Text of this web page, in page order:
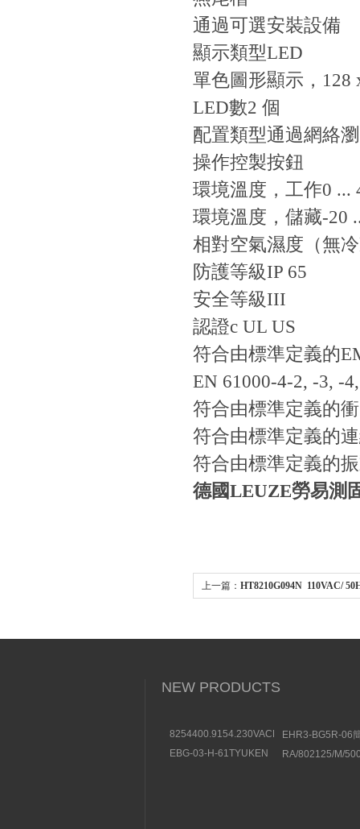
通過可選安裝設備
顯示類型LED
單色圖形顯示，
LED數2 個
配置類型通過網絡
操作控製按鈕
環境溫度，工作0 ...
環境溫度，儲藏-20
相對空氣濕度（無
防護等級IP 65
安全等級III
認證c UL US
符合由標準定義的
EN 61000-4-2, -3, -
符合由標準定義的
符合由標準定義的
符合由標準定義的
德國LEUZE勞易測
上一篇： HT8210G094N 110VAC/
NEW PRODUCTS
8254400.9154.230VACBUSCHJOST
EHR3-BG5R-06
紹豐興TOYOOKI
EBG-03-H-61TYUKEN
RA/802125/M/